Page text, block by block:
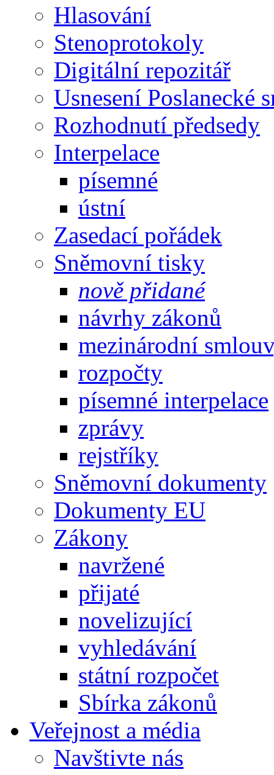
Hlasování
Stenoprotokoly
Digitální repozitář
Usnesení Poslanecké
Rozhodnutí předsedy
Interpelace
písemné
ústní
Zasedací pořádek
Sněmovní tisky
nově přidané
návrhy zákonů
mezinárodní
rozpočty
písemné interpelace
zprávy
rejstříky
Sněmovní dokumenty
Dokumenty EU
Zákony
navržené
přijaté
novelizující
vyhledávání
státní rozpočet
Sbírka zákonů
Veřejnost a média
Navštivte nás